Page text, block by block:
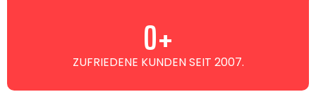
ZUFRIEDENE KUNDEN SEIT 2007.
0+